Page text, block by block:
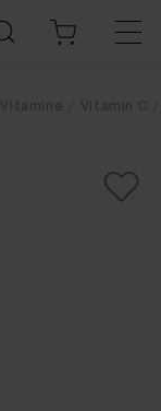
Vitamine Vitamin C